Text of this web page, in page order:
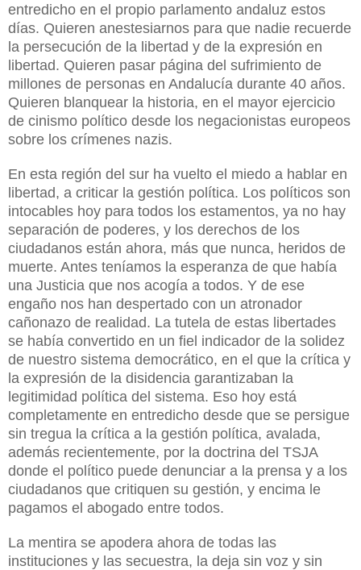
entredicho en el propio parlamento andaluz estos
días. Quieren anestesiarnos para que nadie recuerde
la persecución de la libertad y de la expresión en
libertad. Quieren pasar página del sufrimiento de
millones de personas en Andalucía durante 40 años.
Quieren blanquear la historia, en el mayor ejercicio
de cinismo político desde los negacionistas europeos
sobre los crímenes nazis.
En esta región del sur ha vuelto el miedo a hablar en
libertad, a criticar la gestión política. Los políticos son
intocables hoy para todos los estamentos, ya no hay
separación de poderes, y los derechos de los
ciudadanos están ahora, más que nunca, heridos de
muerte. Antes teníamos la esperanza de que había
una Justicia que nos acogía a todos. Y de ese
engaño nos han despertado con un atronador
cañonazo de realidad. La tutela de estas libertades
se había convertido en un fiel indicador de la solidez
de nuestro sistema democrático, en el que la crítica y
la expresión de la disidencia garantizaban la
legitimidad política del sistema. Eso hoy está
completamente en entredicho desde que se persigue
sin tregua la crítica a la gestión política, avalada,
además recientemente, por la doctrina del TSJA
donde el político puede denunciar a la prensa y a los
ciudadanos que critiquen su gestión, y encima le
pagamos el abogado entre todos.
La mentira se apodera ahora de todas las
instituciones y las secuestra, la deja sin voz y sin